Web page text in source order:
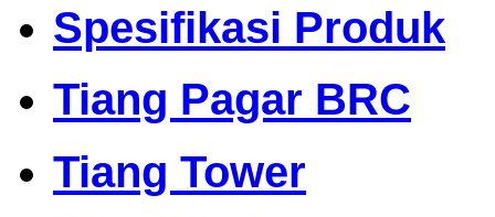
Spesifikasi Produk
Tiang Pagar BRC
Tiang Tower